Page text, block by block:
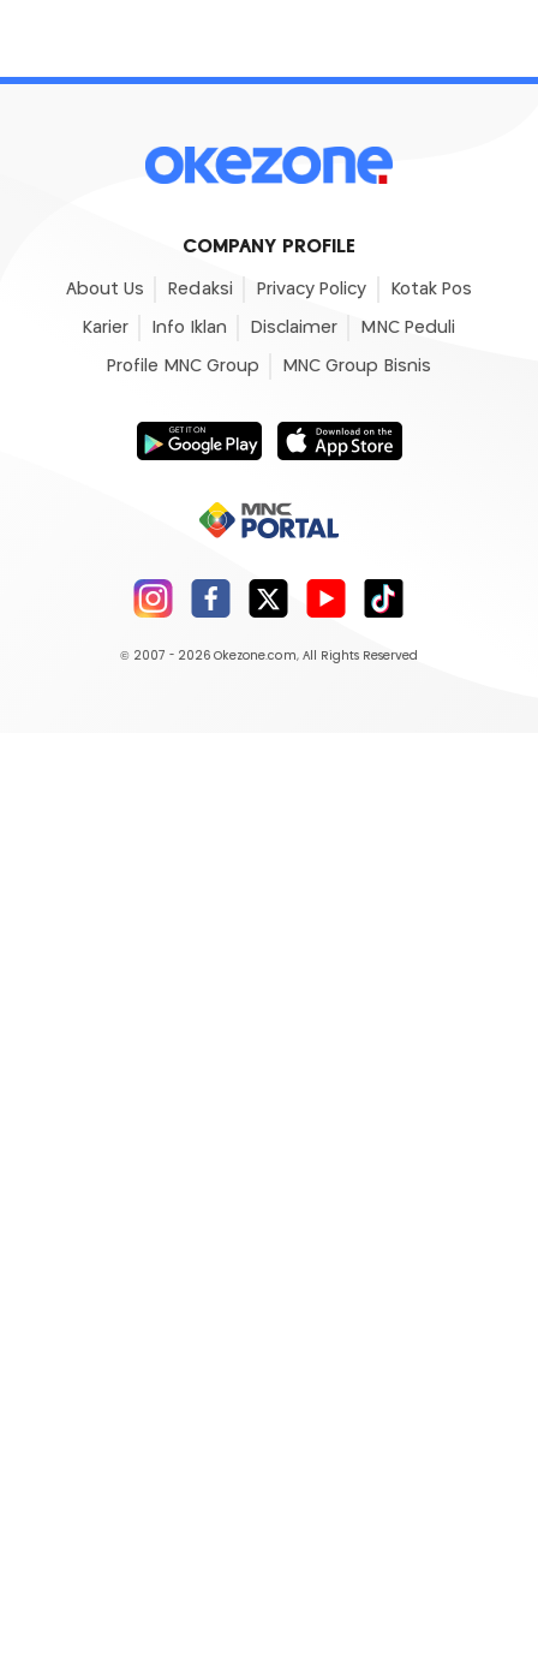
COMPANY PROFILE
About Us Redaksi Privacy Policy Kotak Pos
Karier Info Iklan Disclaimer MNC Peduli
Profile MNC Group MNC Group Bisnis
© 2007 - 2026 Okezone.com, All Rights Reserved